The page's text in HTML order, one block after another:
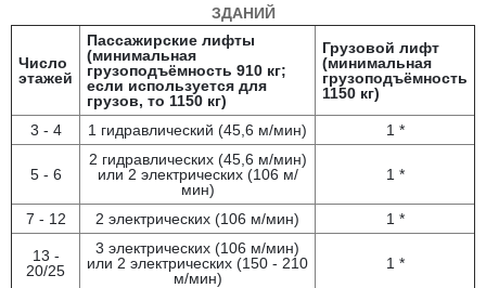
ЗДАНИЙ
Число
этажей
Пассажирские лифты
(минимальная
грузоподъёмность 910 кг;
если используется для
грузов, то 1150 кг)
Грузовой лифт
(минимальная
грузоподъёмность
1150 кг)
3 - 4 1 гидравлический (45,6 м/мин) 1 *
5 - 6
2 гидравлических (45,6 м/мин)
или 2 электрических (106 м/
мин)
1 *
7 - 12 2 электрических (106 м/мин) 1 *
13 -
20/25
3 электрических (106 м/мин)
или 2 электрических (150 - 210
м/мин)
1 *